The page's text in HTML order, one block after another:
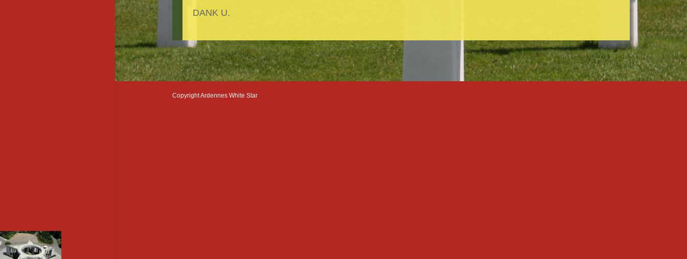
DANK U.
Copyright Ardennes White Star